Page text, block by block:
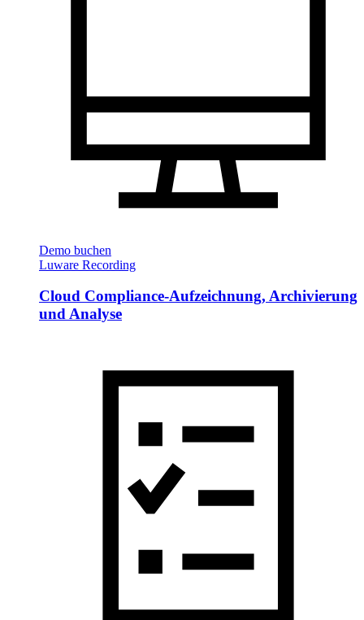
Demo buchen
Luware Recording
Cloud Compliance-Aufzeichnung, Archivierung
und Analyse